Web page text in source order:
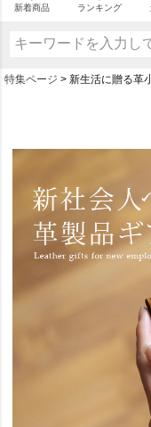
新着商品 ランキング
特集ページ 新生活に贈る革